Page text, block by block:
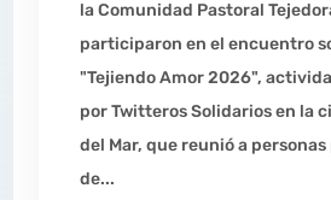
la Comunidad Pastoral
participaron en el encuentro
"Tejiendo Amor 2026",
por Twitteros Solidarios en la
del Mar, que reunió a
de...